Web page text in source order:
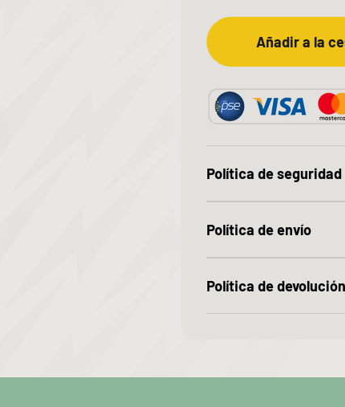
Añadir a la
Política de seguridad
Política de envío
Política de devolución